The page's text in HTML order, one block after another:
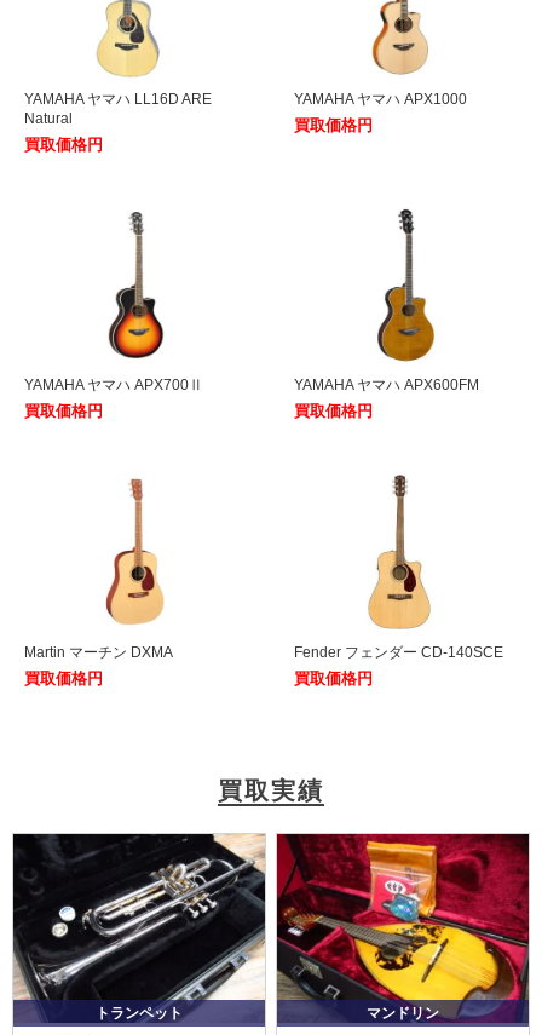
YAMAHA ヤマハ LL16D ARE
Natural
買取価格円
YAMAHA ヤマハ APX1000
買取価格円
YAMAHA ヤマハ APX700Ⅱ
買取価格円
YAMAHA ヤマハ APX600FM
買取価格円
Martin マーチン DXMA
買取価格円
Fender フェンダー CD-140SCE
買取価格円
買取実績
トランペット マンドリン